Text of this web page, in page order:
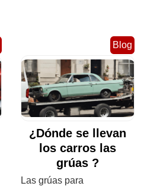
Blog
¿Dónde se llevan
los carros las
grúas ?
Las grúas para